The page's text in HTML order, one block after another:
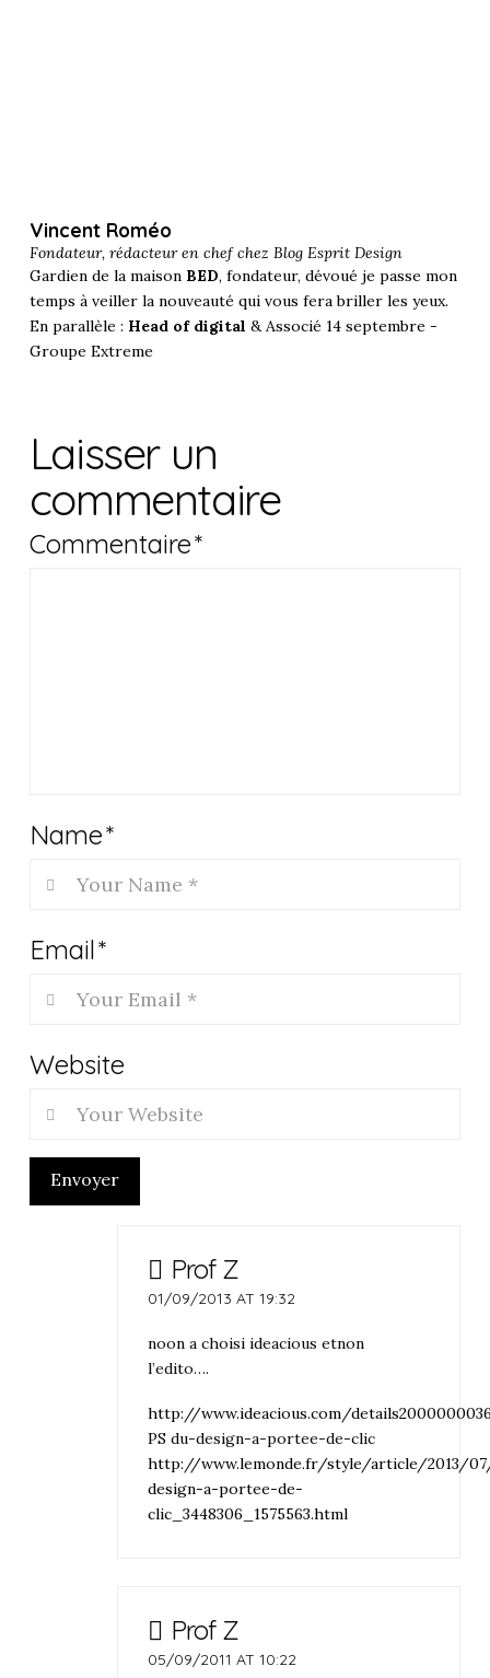
Vincent Roméo
Fondateur, rédacteur en chef chez Blog Esprit Design
Gardien de la maison BED, fondateur, dévoué je passe mon
temps à veiller la nouveauté qui vous fera briller les yeux.
En parallèle : Head of digital & Associé 14 septembre -
Groupe Extreme
Laisser un
commentaire
Commentaire*
Name*
Email*
Website
Envoyer
Prof Z
01/09/2013 AT 19:32
noon a choisi ideacious etnon
l’edito….
http://www.ideacious.com/
PS du-design-a-portee-de-clic
http://www.lemonde.fr/style/article/2013/
design-a-portee-de-
clic_3448306_1575563.html
Prof Z
05/09/2011 AT 10:22